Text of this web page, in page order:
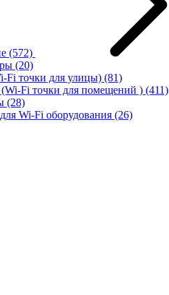
(572)
(20)
Fi точки для улицы) (81)
Fi точки для помещений ) (411)
(28)
Wi-Fi оборудования (26)